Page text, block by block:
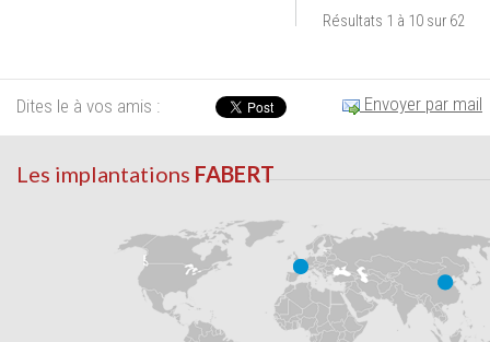
Résultats 1 à 10 sur 62
Dites le à vos amis : Envoyer par mail
Les implantations FABERT